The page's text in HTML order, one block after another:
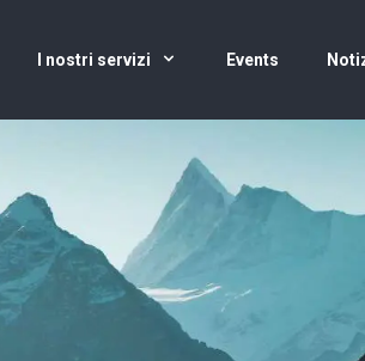
I nostri servizi Events